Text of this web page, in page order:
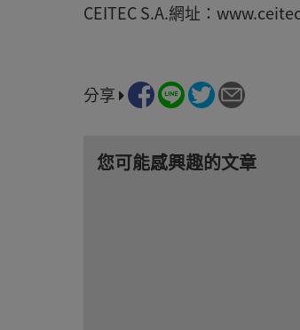
CEITEC S.A.網址：
分享
您可能感興趣的文章